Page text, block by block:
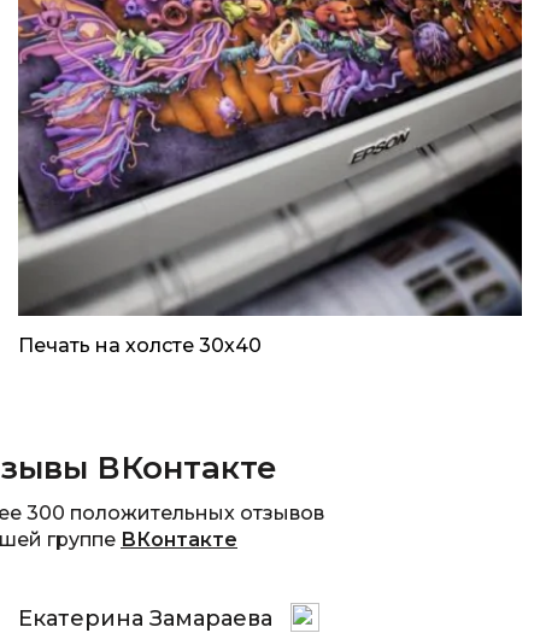
Печать на холсте 30х40
ВКонтакте
300 положительных отзывов
группе ВКонтакте
Екатерина Замараева